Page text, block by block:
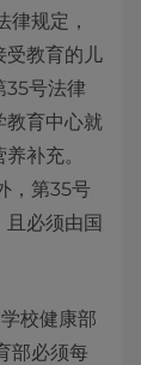
规定，
受教育的儿
35号法律
教育中心就
补充。
，第35号
必须由国
校健康部
部必须每